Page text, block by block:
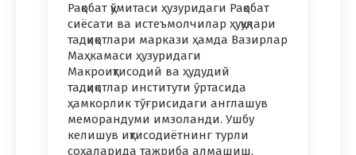
Рақобат қўмитаси ҳузуридаги Рақобат
сиёсати ва истеъмолчилар ҳуқуқлари
тадқиқотлари маркази ҳамда Вазирлар
Маҳкамаси ҳузуридаги
Макроиқтисодий ва ҳудудий
тадқиқотлар институти ўртасида
ҳамкорлик тўғрисидаги англашув
меморандуми имзоланди. Ушбу
келишув иқтисодиётнинг турли
соҳаларида тажриба алмашиш,